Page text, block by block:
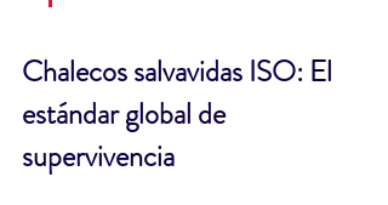
Chalecos salvavidas ISO: El
estándar global de
supervivencia